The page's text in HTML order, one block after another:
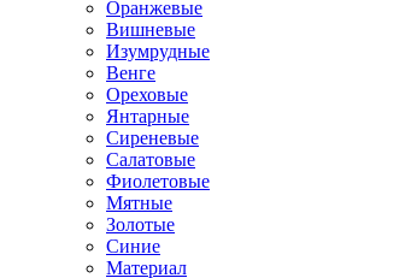
Оранжевые
Вишневые
Изумрудные
Венге
Ореховые
Янтарные
Сиреневые
Салатовые
Фиолетовые
Мятные
Золотые
Синие
Материал